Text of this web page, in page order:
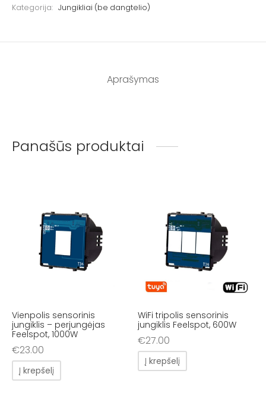
Kategorija: Jungikliai (be dangtelio)
Aprašymas
Panašūs produktai
Vienpolis sensorinis
jungiklis – perjungėjas
Feelspot, 1000W
€23.00
Į krepšelį
WiFi tripolis sensorinis
jungiklis Feelspot, 600W
€27.00
Į krepšelį